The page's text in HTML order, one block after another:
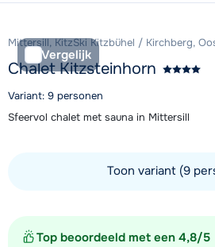
Top beoordeeld met een 4,8/5
Vergelijk
Mittersill, KitzSki Kitzbühel / Kirchberg,
Chalet Kitzsteinhorn
Variant: 9 personen
Sfeervol chalet met sauna in Mittersill
Toon variant (9